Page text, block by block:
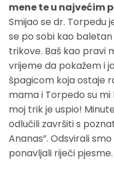
mene te u najvećim
Smijao se dr. Torpedu
se po sobi kao
trikove. Baš kao pravi
vrijeme da pokažem i
špagicom koja ostaje
mama i Torpedo su
moj trik je uspio!
odlučili završiti s
Ananas”. Odsvirali
ponavljali riječi pjesme.